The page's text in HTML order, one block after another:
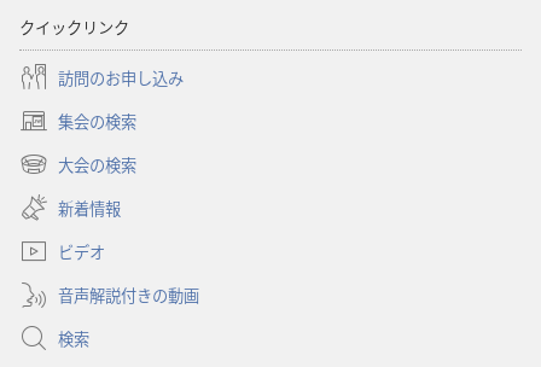
クイックリンク
訪問のお申し込み
集会の検索
（新
し
タ
で
開
く）
大会の検索
（新
し
い
タ
ブ
で
開
く）
新着情報
ビデオ
音声解説付きの動画
検索